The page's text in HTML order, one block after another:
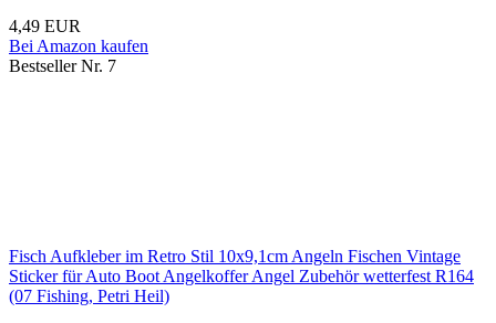
4,49 EUR
Bei Amazon kaufen
Bestseller Nr. 7
Fisch Aufkleber im Retro Stil 10x9,1cm Angeln Fischen Vintage
Sticker für Auto Boot Angelkoffer Angel Zubehör wetterfest R164
(07 Fishing, Petri Heil)